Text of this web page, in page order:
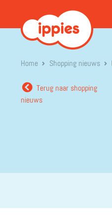
Home Shopping nieuws
Terug naar shopping
nieuws